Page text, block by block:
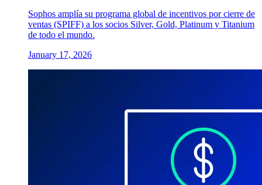
Sophos amplía su programa global de incentivos por cierre de
ventas (SPIFF) a los socios Silver, Gold, Platinum y Titanium
de todo el mundo.
January 17, 2026